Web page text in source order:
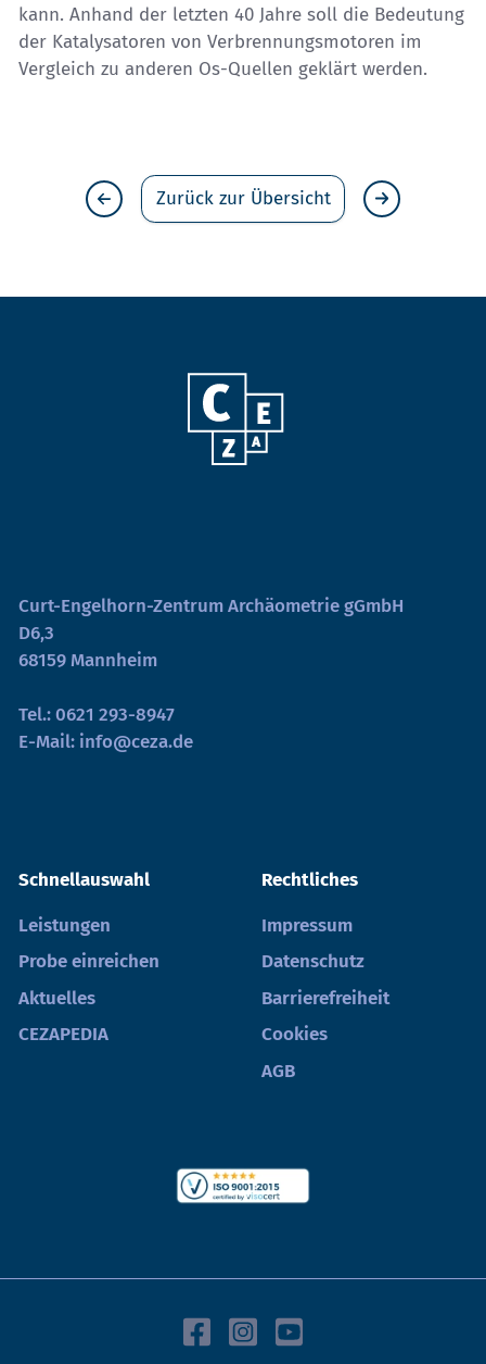
kann. Anhand der letzten 40 Jahre soll die Bedeutung
der Katalysatoren von Verbrennungsmotoren im
Vergleich zu anderen Os-Quellen geklärt werden.
Zurück zur Übersicht
Curt-Engelhorn-Zentrum Archäometrie gGmbH
D6,3
68159 Mannheim
Tel.:0621 293-8947
E-Mail: info@ceza.de
Schnellauswahl
Leistungen
Probe einreichen
Aktuelles
CEZAPEDIA
Rechtliches
Impressum
Datenschutz
Barrierefreiheit
Cookies
AGB